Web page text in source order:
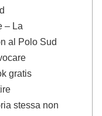
– La
al Polo Sud
gratis
stessa non